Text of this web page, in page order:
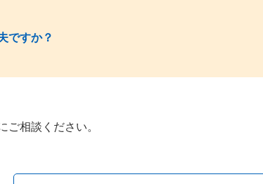
ですか？
相談ください。